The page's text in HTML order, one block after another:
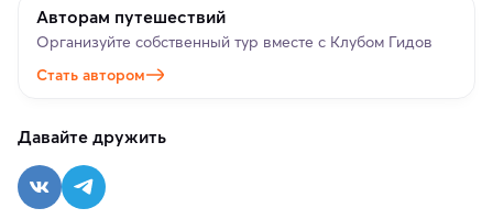
Авторам путешествий
Организуйте собственный тур вместе с Клубом Гидов
Стать автором
Давайте дружить